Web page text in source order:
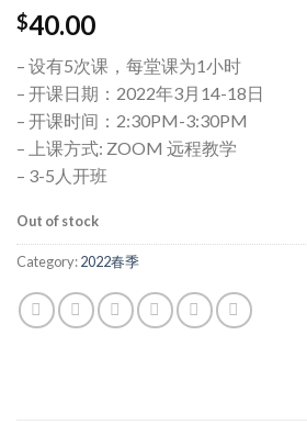
$40.00
– 设有5次课，每堂课为1小时
– 开课日期：2022年3月14-18日
– 开课时间：2:30PM-3:30PM
– 上课方式: ZOOM 远程教学
– 3-5人开班
Out of stock
Category:2022春季